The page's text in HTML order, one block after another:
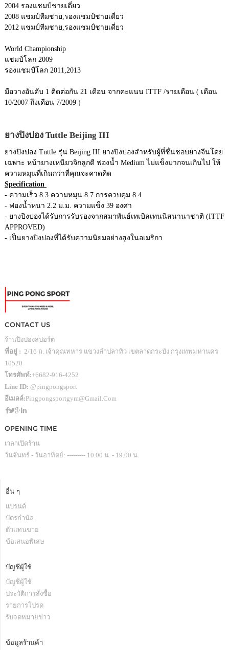
2004 รองแชมป์ชายเดี่ยว
2008 แชมป์ทีมชาย,รองแชมป์ชายเดี่ยว
2012 แชมป์ทีมชาย,รองแชมป์ชายเดี่ยว
World Championship
แชมป์โลก 2009
รองแชมป์โลก 2011,2013
มือวางอันดับ 1 ติดต่อกัน 21 เดือน จากคะแนน ITTF /รายเดือน ( เดือน
10/2007 ถึงเดือน 7/2009 )
ยางปิงปอง Tuttle Beijing III
ยางปิงปอง Tuttle รุ่น Beijing III ยางปิงปองสำหรับผู้ที่ชื่นชอบยางจีนโดย
เฉพาะ หน้ายางเหนียวจิกลูกดี ฟองน้ำ Medium ไม่แข็งมากจนเกินไป ให้
ความหมุนที่เกินกว่าที่คุณจะคาดคิด
Specification
- ความเร็ว 8.3 ความหมุน 8.7 การควบคุม 8.4
- ฟองน้ำหนา 2.2 ม.ม. ความแข็ง 39 องศา
- ยางปิงปองได้รับการรับรองจากสมาพันธ์เทเบิลเทนนิสนานาชาติ (ITTF
APPROVED)
- เป็นยางปิงปองที่ได้รับความนิยมอย่างสูงในอเมริกา
CONTACT US
ร้านปิงปองสปอร์ต
ที่อยู่ : 2/16 ถ. เจ้าคุณทหาร แขวงลำปลาทิว เขตลาดกระบัง กรุงเทพมหานคร
10520
โทรศัพท์:+6682-916-4252
Line ID: @pingpongsport
อีเมลล์:Pingpongsportgym@gmail.com
OPENING TIME
เวลาเปิดร้าน
วันจันทร์ - วันอาทิตย์: --------- 10.00 น. - 19.00 น.
อื่น ๆ
แบรนด์
บัตรกำนัล
ตัวแทนขาย
ข้อเสนอพิเสษ
บัญชีผู้ใช้
บัญชีผู้ใช้
ประวัติการสั่งซื้อ
รายการโปรด
รับจดหมายข่าว
ข้อมูลร้านค้า